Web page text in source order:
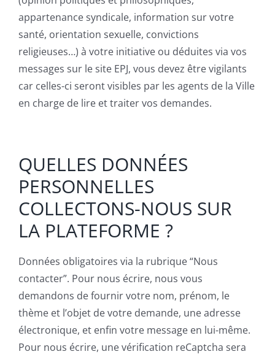
appartenance syndicale, information sur votre
santé, orientation sexuelle, convictions
religieuses…) à votre initiative ou déduites via vos
messages sur le site EPJ, vous devez être vigilants
car celles-ci seront visibles par les agents de la Ville
en charge de lire et traiter vos demandes.
QUELLES DONNÉES
PERSONNELLES
COLLECTONS-NOUS SUR
LA PLATEFORME ?
Données obligatoires via la rubrique “Nous
contacter”. Pour nous écrire, nous vous
demandons de fournir votre nom, prénom, le
thème et l’objet de votre demande, une adresse
électronique, et enfin votre message en lui-même.
Pour nous écrire, une vérification reCaptcha sera